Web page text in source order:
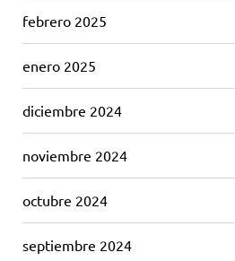
febrero 2025
enero 2025
diciembre 2024
noviembre 2024
octubre 2024
septiembre 2024